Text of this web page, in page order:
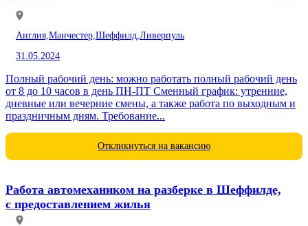
Англия, Манчестер, Шеффилд, Ливерпуль
31.05.2024
Полный рабочий день: можно работать полный рабочий день
от 8 до 10 часов в день ПН-ПТ Сменный график: утренние,
дневные или вечерние смены, а также работа по выходным и
праздничным дням. Требование...
Откликнуться на вакансию
Работа автомехаником на разберке в Шеффилде,
с предоставлением жилья